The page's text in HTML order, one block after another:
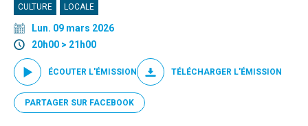
CULTURE LOCALE
Lun. 09 mars 2026
20h00 > 21h00
ÉCOUTER L'ÉMISSION TÉLÉCHARGER L'ÉMISSION
PARTAGER SUR FACEBOOK